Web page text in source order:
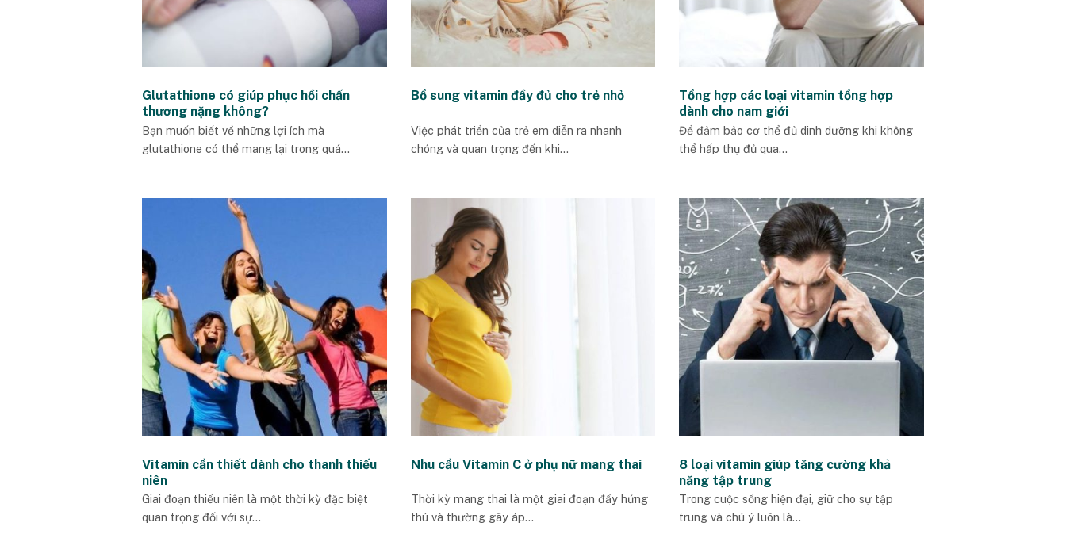
Glutathione có giúp phục hồi chấn
thương nặng không?
Bạn muốn biết về những lợi ích mà
glutathione có thể mang lại trong quá...
Bổ sung vitamin đầy đủ cho trẻ nhỏ
Việc phát triển của trẻ em diễn ra nhanh
chóng và quan trọng đến khi...
Tổng hợp các loại vitamin tổng hợp
dành cho nam giới
Để đảm bảo cơ thể đủ dinh dưỡng khi không
thể hấp thụ đủ qua...
Vitamin cần thiết dành cho thanh thiếu
niên
Giai đoạn thiếu niên là một thời kỳ đặc biệt
quan trọng đối với sự...
Nhu cầu Vitamin C ở phụ nữ mang thai
Thời kỳ mang thai là một giai đoạn đầy hứng
thú và thường gây áp...
8 loại vitamin giúp tăng cường khả
năng tập trung
Trong cuộc sống hiện đại, giữ cho sự tập
trung và chú ý luôn là...